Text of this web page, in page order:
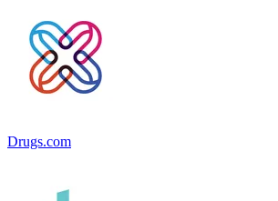
Drugs.com